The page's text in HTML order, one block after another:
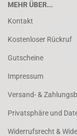
MEHR ÜBER...
Kontakt
Kostenloser Rückruf
Gutscheine
Impressum
Versand- &
Privatsphäre und
Widerrufsrecht &